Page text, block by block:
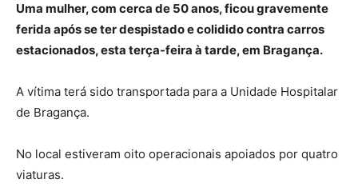
Uma mulher, com cerca de 50 anos, ficou gravemente
ferida após se ter despistado e colidido contra carros
estacionados, esta terça-feira à tarde, em Bragança.
A vítima terá sido transportada para a Unidade Hospitalar
de Bragança.
No local estiveram oito operacionais apoiados por quatro
viaturas.